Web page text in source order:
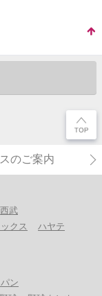
のご案内
西武
クス
ハヤテ
ン